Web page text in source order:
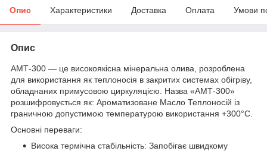
Опис Характеристики Доставка Оплата Умови
Опис
АМТ-300 — це високоякісна мінеральна олива, розроблена
для використання як теплоносія в закритих системах обігріву,
обладнаних примусовою циркуляцією. Назва «АМТ-300»
розшифровується як: Ароматизоване Масло Теплоносій із
граничною допустимою температурою використання +300°C.
Основні переваги:
Висока термічна стабільність: Запобігає швидкому